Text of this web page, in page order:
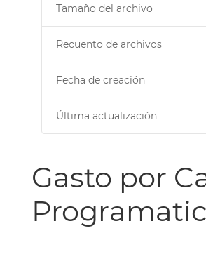
Tamaño del archivo
Recuento de archivos
Fecha de creación
Última actualización
Gasto por